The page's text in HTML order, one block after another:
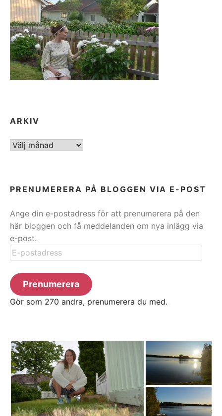
ARKIV
ARKIV
PRENUMERERA PÅ BLOGGEN VIA E-POST
Ange din e-postadress för att prenumerera på den
här bloggen och få meddelanden om nya inlägg via
e-post.
E-
postadress
Prenumerera
Gör som 270 andra, prenumerera du med.